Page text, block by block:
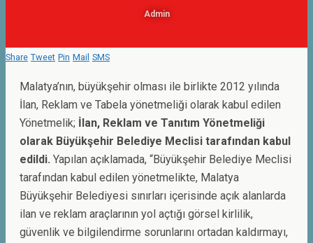
Admin
Share Tweet Pin Mail SMS
Malatya’nın, büyükşehir olması ile birlikte 2012 yılında
İlan, Reklam ve Tabela yönetmeliği olarak kabul edilen
Yönetmelik; İlan, Reklam ve Tanıtım Yönetmeliği
olarak Büyükşehir Belediye Meclisi tarafından kabul
edildi. Yapılan açıklamada, “Büyükşehir Belediye Meclisi
tarafından kabul edilen yönetmelikte, Malatya
Büyükşehir Belediyesi sınırları içerisinde açık alanlarda
ilan ve reklam araçlarının yol açtığı görsel kirlilik,
güvenlik ve bilgilendirme sorunlarını ortadan kaldırmayı,